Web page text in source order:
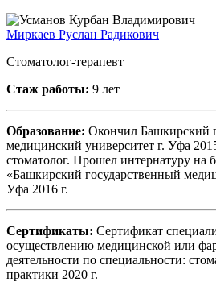
Миркаев Руслан Радикович
Стоматолог-терапевт
Стаж работы: 9 лет
Образование: Окончил Башкирский
медицинский университет г. Уфа
стоматолог. Прошел интернатуру
«Башкирский государственный
Уфа 2016 г.
Сертификаты: Сертификат
осуществлению медицинской или
деятельности по специальности:
практики 2020 г.